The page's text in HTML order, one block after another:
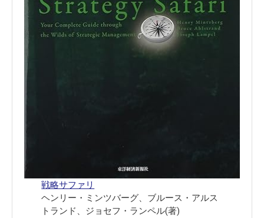
戦略サファリ
ヘンリー・ミンツバーグ、ブルース・アルス
トランド、ジョセフ・ランペル(著)